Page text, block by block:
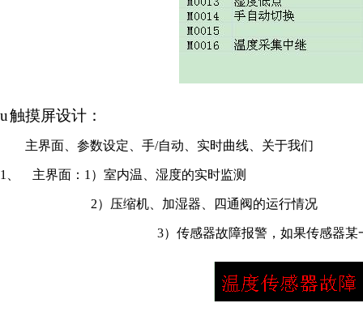
u触摸屏设计：
主界面、参数设定、手/自动、实时曲线、关于我们
1、 主界面： 1 ）室内温、湿度的实时监测
2）压缩机、加湿器、四通阀的运行情况
3）传感器故障报警，如果传感器